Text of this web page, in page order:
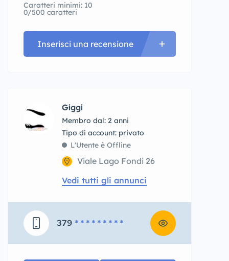
Caratteri minimi: 10
0/500 caratteri
Inserisci una recensione
Giggi
Membro dal: 2 anni
tipo di account: privato
L'Utente è Offline
Viale Lago Fondi 26
Vedi tutti gli annunci
379 * * * * * * * * *